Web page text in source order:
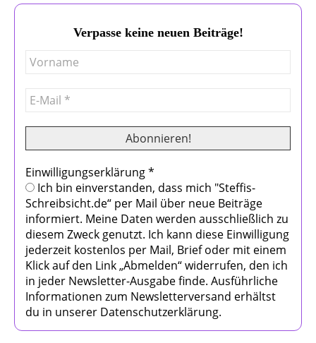
Verpasse keine neuen Beiträge!
Einwilligungserklärung*
Ich bin einverstanden, dass mich "Steffis-
Schreibsicht.de“ per Mail über neue Beiträge
informiert. Meine Daten werden ausschließlich zu
diesem Zweck genutzt. Ich kann diese Einwilligung
jederzeit kostenlos per Mail, Brief oder mit einem
Klick auf den Link „Abmelden“ widerrufen, den ich
in jeder Newsletter-Ausgabe finde. Ausführliche
Informationen zum Newsletterversand erhältst
du in unserer Datenschutzerklärung.